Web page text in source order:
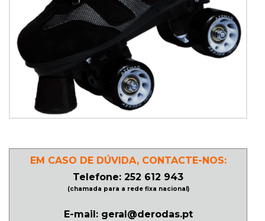
PATINAGEM
NO
GELO
PROMOÇÕES
LINHA
ROLLER
EM CASO DE DÚVIDA, CONTACTE-NOS:
Telefone: 252 612 943
(chamada para a rede fixa nacional)
E-mail: geral@derodas.pt